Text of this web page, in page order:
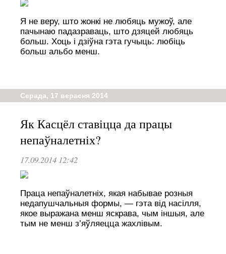
Я не веру, што жонкі не любяць мужоў, але
пачынаю падазраваць, што дзяцей любяць
больш. Хоць і дзіўна гэта гучыць: любіць
больш альбо менш.
Серада, 17 верасня 2014
Як Касцёл ставіцца да працы
непаўналетніх?
17.09.2014 12:42
Праца непаўналетніх, якая набывае розныя
недапушчальныя формы, — гэта від насілля,
якое выражана менш яскрава, чым іншыя, але
тым не менш з’яўляецца жахлівым.